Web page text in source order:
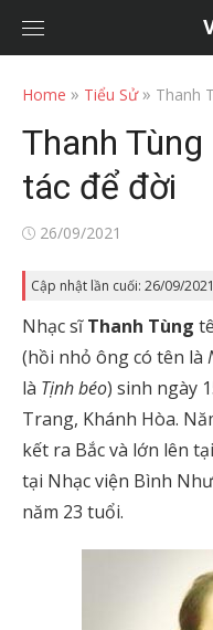
Home » Tiểu Sử» Thanh
Thanh
tác để đời
Posted
26/09/2021
Cập nhật lần cuối: 26/09/
Nhạc sĩThanh Tùng
(hồi nhỏ ông có tên là
là Tịnh béo) sinh ngày
Trang, Khánh Hòa.
kết ra Bắc và lớn lên
tại Nhạc viện Bình
năm 23 tuổi.